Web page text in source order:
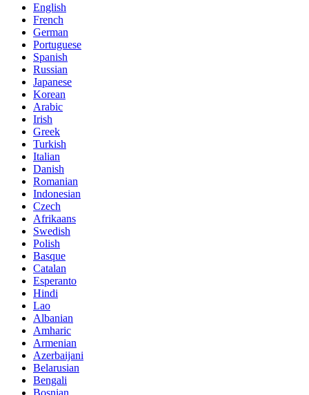
English
French
German
Portuguese
Spanish
Russian
Japanese
Korean
Arabic
Irish
Greek
Turkish
Italian
Danish
Romanian
Indonesian
Czech
Afrikaans
Swedish
Polish
Basque
Catalan
Esperanto
Hindi
Lao
Albanian
Amharic
Armenian
Azerbaijani
Belarusian
Bengali
Bosnian